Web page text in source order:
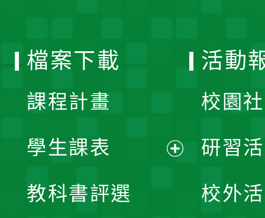
檔案下載
課程計畫
學生課表
教科書評選
活動
校園
研習
校外